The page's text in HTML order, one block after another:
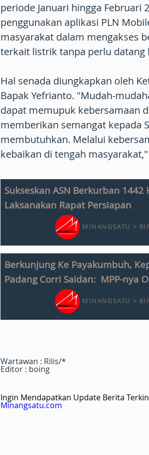
periode Januari hingga Februari
penggunakan aplikasi PLN
masyarakat dalam mengakses
terkait listrik tanpa perlu datang
Hal senada diungkapkan oleh
Bapak Yefrianto. "Mudah-
dapat memupuk kebersamaan
memberikan semangat kepada
membutuhkan. Melalui
kebaikan di tengah
Sukseskan ASN Berkurban 1442
Laksanakan Rapat Persiapan
MINANGSATU >
Berkunjung Ke Payakumbuh,
Padang Corri Saidan: MPP-nya
MINANGSATU >
Wartawan : Rilis/*
Editor : boing
Ingin Mendapatkan Update Berita
Minangsatu.com